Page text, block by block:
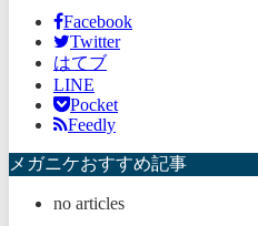
Facebook
Twitter
はてブ
LINE
Pocket
Feedly
メガニケおすすめ記事
no articles